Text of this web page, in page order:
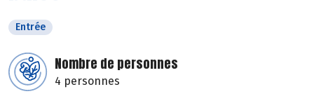
Entrée
Nombre de personnes
4 personnes